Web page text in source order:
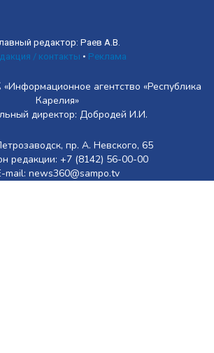
редактор: Раев А.В.
/ контакты • Реклама
агентство «Республика
Карелия»
директор: Добродей И.И.
пр. А. Невского, 65
редакции: +7 (8142) 56-00-00
mail: news360@sampo.tv